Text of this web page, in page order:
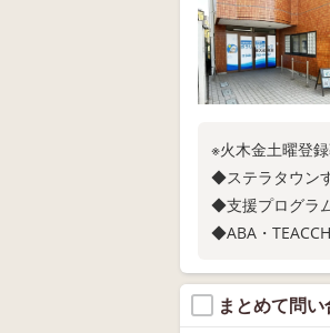
※火木金土曜登録
◆ステラタウン
◆支援プログラ
◆ABA・
◆個別支援と小
見学、資料の送
まとめて問